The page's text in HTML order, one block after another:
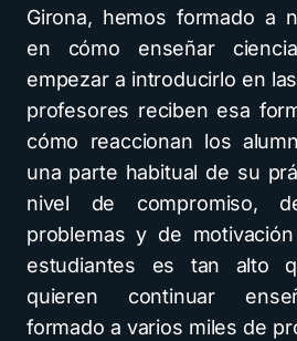
Girona, hemos formado a
en cómo enseñar
empezar a introducirlo en
profesores reciben esa
cómo reaccionan los
una parte habitual de su
nivel de compromiso,
problemas y de
estudiantes es tan alto
quieren continuar
formado a varios miles de